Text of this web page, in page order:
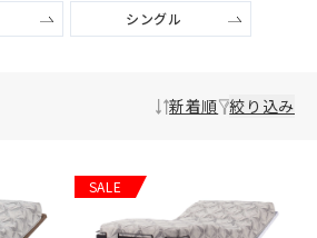
シングル
新着順 絞り込み
SALE